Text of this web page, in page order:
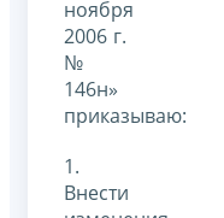
ноября
2006 г.
№
146н»
приказываю:
1.
Внести